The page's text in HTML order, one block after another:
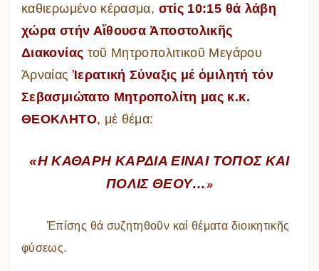
καθιερωμένο κέρασμα, στίς 10:15 θά λάβη
χώρα στήν Αἴθουσα Ἀποστολικῆς
Διακονίας τοῦ Μητροπολιτικοῦ Μεγάρου
Ἀρναίας Ἱερατική Σύναξις μέ ὁμιλητή τόν
Σεβασμιώτατο Μητροπολίτη μας κ.κ.
ΘΕΟΚΛΗΤΟ, μέ θέμα:
«Η ΚΑΘΑΡΗ ΚΑΡΔΙΑ ΕΙΝΑΙ ΤΟΠΟΣ ΚΑΙ
ΠΟΛΙΣ ΘΕΟΥ…»
Ἐπίσης θά συζητηθοῦν καί θέματα διοικητικῆς
φύσεως.